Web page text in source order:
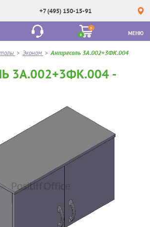
+7 (495) 150-15-91
0
0
МЕНЮ
> Эконом >Антресоль 3А.002+3ФК.004
3А.002+3ФК.004 -